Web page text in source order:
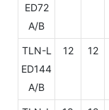
ED72
A/B
TLN-L
ED144
A/B
12 12